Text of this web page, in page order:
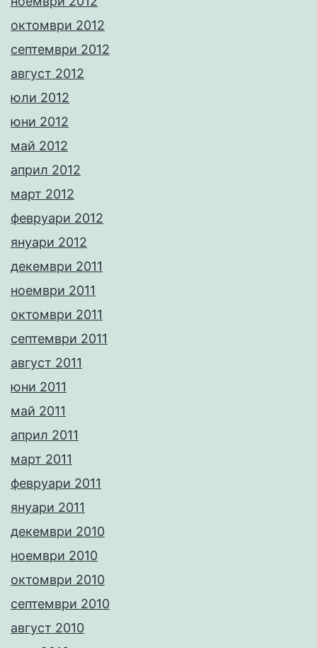
октомври 2012
септември 2012
август 2012
юли 2012
юни 2012
май 2012
април 2012
март 2012
февруари 2012
януари 2012
декември 2011
ноември 2011
октомври 2011
септември 2011
август 2011
юни 2011
май 2011
април 2011
март 2011
февруари 2011
януари 2011
декември 2010
ноември 2010
октомври 2010
септември 2010
август 2010